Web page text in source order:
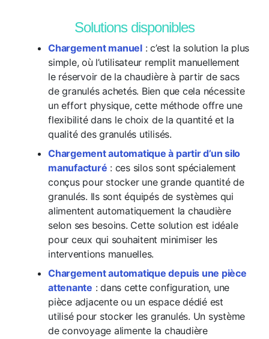
Solutions disponibles
Chargement manuel: c’est la solution la plus
simple, où l’utilisateur remplit manuellement
le réservoir de la chaudière à partir de sacs
de granulés achetés. Bien que cela nécessite
un effort physique, cette méthode offre une
flexibilité dans le choix de la quantité et la
qualité des granulés utilisés.
Chargement automatique à partir d’un silo
manufacturé : ces silos sont spécialement
conçus pour stocker une grande quantité de
granulés. Ils sont équipés de systèmes qui
alimentent automatiquement la chaudière
selon ses besoins. Cette solution est idéale
pour ceux qui souhaitent minimiser les
interventions manuelles.
Chargement automatique depuis une pièce
attenante : dans cette configuration, une
pièce adjacente ou un espace dédié est
utilisé pour stocker les granulés. Un système
de convoyage alimente la chaudière